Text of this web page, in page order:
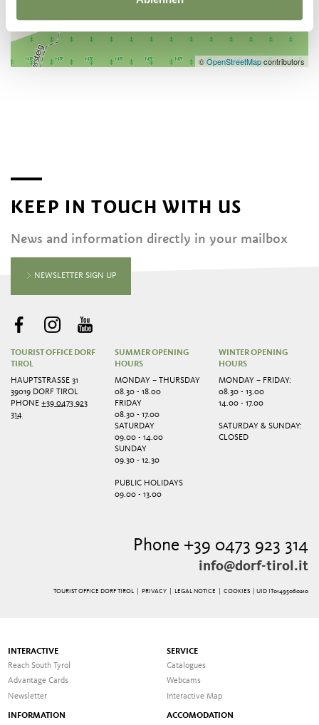
©OpenStreetMapcontributors
KEEP IN TOUCH WITH US
News and information directly in your mailbox
NEWSLETTER SIGN UP
TOURIST OFFICE DORF
TIROL
HAUPTSTRASSE 31
39019 DORF TIROL
PHONE+39 0473 923
314
SUMMER OPENING
HOURS
MONDAY – THURSDAY
08.30 - 18.00
FRIDAY
08.30 - 17.00
SATURDAY
09.00 - 14.00
SUNDAY
09.30 - 12.30
PUBLIC HOLIDAYS
09.00 - 13.00
WINTER OPENING
HOURS
MONDAY – FRIDAY:
08.30 - 13.00
14.00 - 17.00
SATURDAY & SUNDAY:
CLOSED
Phone +39 0473 923 314
info@dorf-tirol.it
TOURIST OFFICE DORF TIROL | PRIVACY| LEGAL NOTICE COOKIES | UID IT01495060210
INTERACTIVE
Reach South Tyrol
Advantage Cards
Newsletter
SERVICE
Catalogues
Webcams
Interactive Map
INFORMATION ACCOMODATION